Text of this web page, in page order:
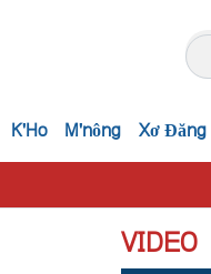
K'Ho M'nông Xơ Đăng
VIDEO